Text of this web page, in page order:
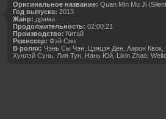
Оригинальное название: Quan Min Mu Ji
Год выпуска: 2013
Жанр: драма
Продолжительность: 02:00:21
Производство: Китай
Режиссер: Фэй Син
В ролях: Чэнь Сы Чэн, Цзяцзя Ден, Аарон Квок,
Хунлэй Сунь, Лия Тун, Нань Юй, Lixin Zhao,